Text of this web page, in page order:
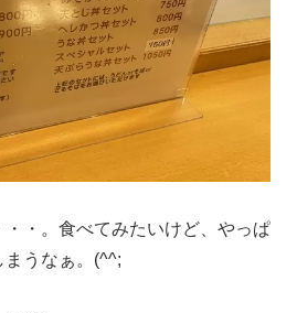
・。食べてみたいけど、やっぱ
まうなぁ。(^^;